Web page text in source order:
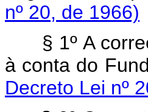
nº 20, de 1966)
§ 1º A
à conta do
Decreto Lei nº